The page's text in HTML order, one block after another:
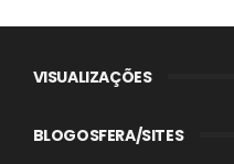
VISUALIZAÇÕES
BLOGOSFERA/SITES